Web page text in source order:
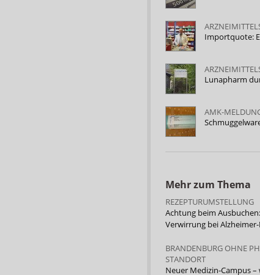
Importquote:
Lunapharm
AMK-
Mehr zum Thema
REZEPTURUMSTELLUNG
Achtung beim Ausbuchen:
Verwirrung bei
BRANDENBURG OHNE
STANDORT
Neuer Medizin-Campus